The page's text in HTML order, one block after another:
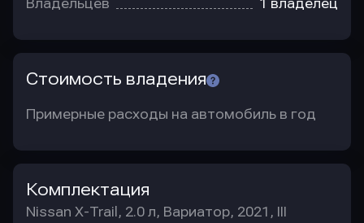
Владельцев 1 владелец
Стоимость владения
Примерные расходы на автомобиль в год
Комплектация
Nissan X-Trail, 2.0 л, Вариатор, 2021, III